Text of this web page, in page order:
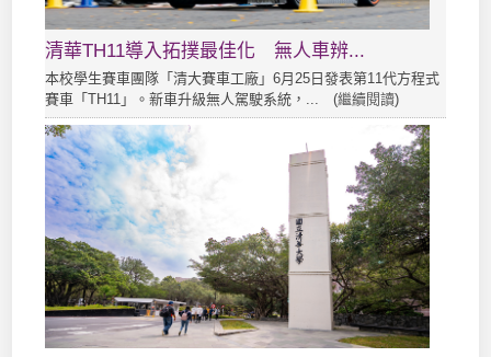
清華TH11導入拓撲最佳化 無人車辨...
本校學生賽車團隊「清大賽車工廠」6月25日發表第11代方程式
賽車「TH11」。新車升級無人駕駛系統，... (繼續閱讀)